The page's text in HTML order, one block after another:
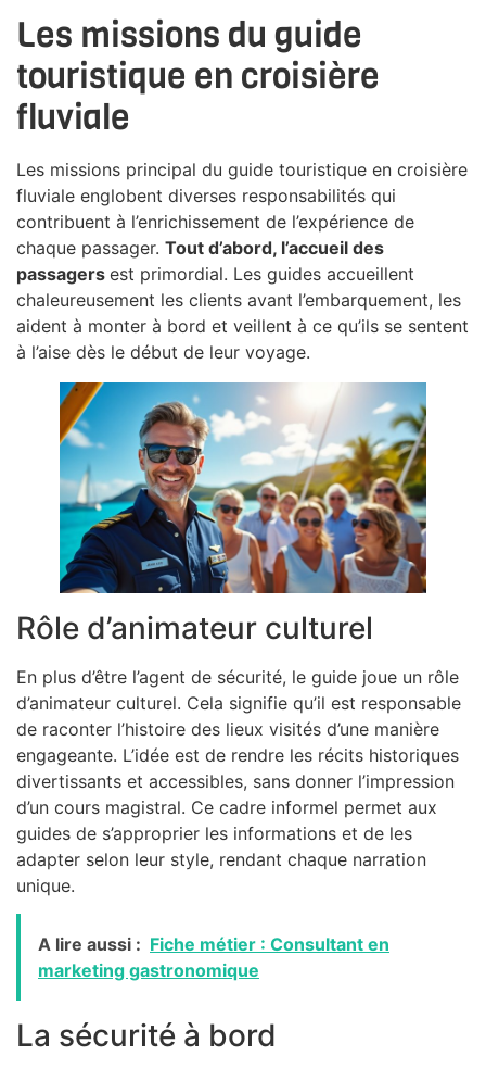
Les missions du guide
touristique en croisière
fluviale
Les missions principal du guide touristique en croisière
fluviale englobent diverses responsabilités qui
contribuent à l’enrichissement de l’expérience de
chaque passager. Tout d’abord, l’accueil des
passagers est primordial. Les guides accueillent
chaleureusement les clients avant l’embarquement, les
aident à monter à bord et veillent à ce qu’ils se sentent
à l’aise dès le début de leur voyage.
Rôle d’animateur culturel
En plus d’être l’agent de sécurité, le guide joue un rôle
d’animateur culturel. Cela signifie qu’il est responsable
de raconter l’histoire des lieux visités d’une manière
engageante. L’idée est de rendre les récits historiques
divertissants et accessibles, sans donner l’impression
d’un cours magistral. Ce cadre informel permet aux
guides de s’approprier les informations et de les
adapter selon leur style, rendant chaque narration
unique.
A lire aussi : Fiche métier : Consultant en
marketing gastronomique
La sécurité à bord